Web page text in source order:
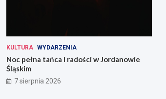
KULTURA WYDARZENIA
Noc pełna tańca i radości w Jordanowie
Śląskim
7 sierpnia 2026